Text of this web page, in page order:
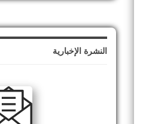
النشرة الإخبارية